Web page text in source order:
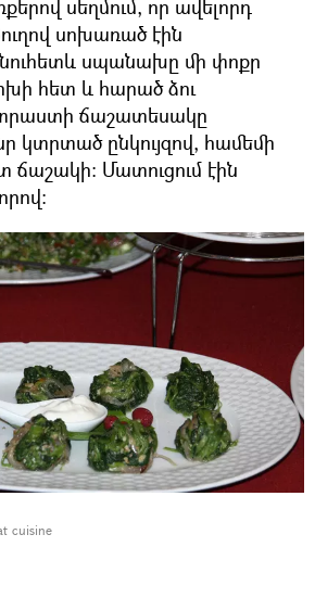
սեղմում, որ ավելորդ
սոխառած էին
սպանախը մի փոքր
հետ և հարած ձու
ճաշատեսակը
կտրտած ընկույզով, համեմի
ճաշակի։ Մատուցում էին
cuisine